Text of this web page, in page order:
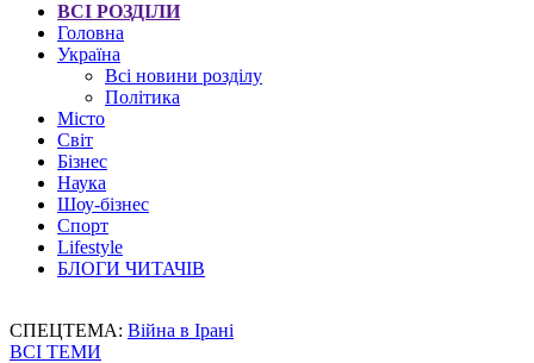
ВСІ РОЗДІЛИ
Головна
Україна
Всі новини розділу
Політика
Місто
Світ
Бізнес
Наука
Шоу-бізнес
Спорт
Lifestyle
БЛОГИ ЧИТАЧІВ
СПЕЦТЕМА: Війна в Ірані
ВСІ ТЕМИ